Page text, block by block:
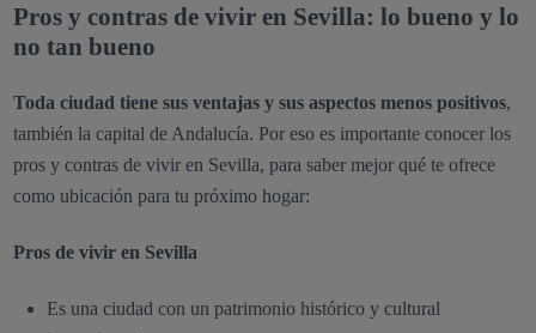
Pros y contras de vivir en Sevilla: lo bueno y lo
no tan bueno
Toda ciudad tiene sus ventajas y sus aspectos menos positivos,
también la capital de Andalucía. Por eso es importante conocer los
pros y contras de vivir en Sevilla, para saber mejor qué te ofrece
como ubicación para tu próximo hogar:
Pros de vivir en Sevilla
Es una ciudad con un patrimonio histórico y cultural